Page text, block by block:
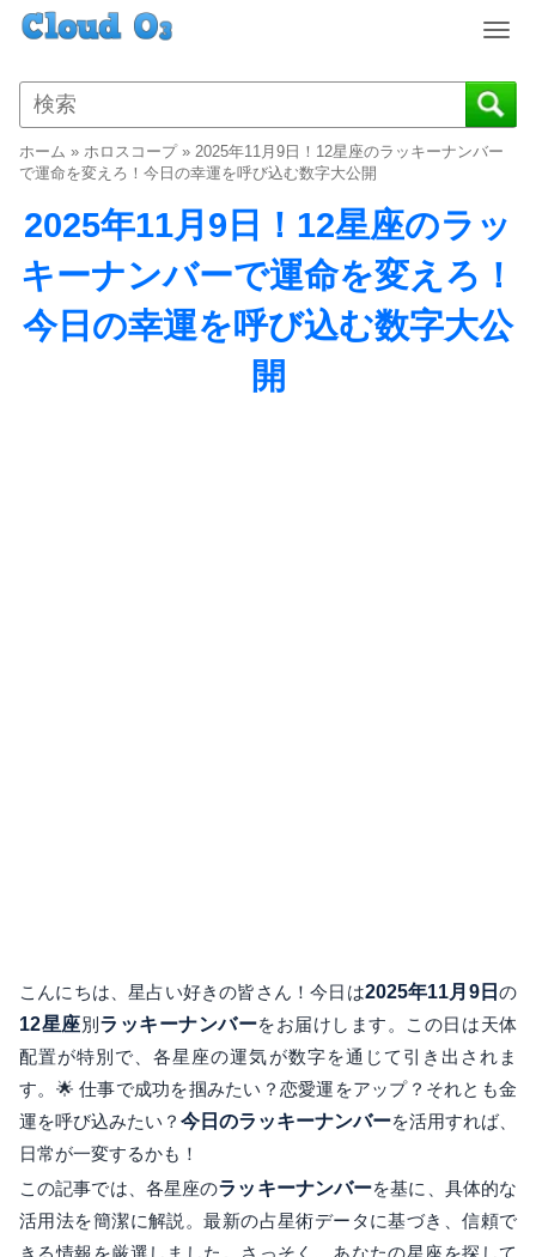
T
g
g
a
v
i
a
ホーム » ホロスコープ» 2025年11月9日！12星座のラッキーナンバー
で運命を変えろ！今日の幸運を呼び込む数字大公開
2025年11月9日！12星座のラッ
キーナンバーで運命を変えろ！
今日の幸運を呼び込む数字大公
開
こんにちは、星占い好きの皆さん！今日は2025年11月9日の
12星座別 ラッキーナンバーをお届けします。この日は天体
配置が特別で、各星座の運気が数字を通じて引き出されま
す。🌟 仕事で成功を掴みたい？恋愛運をアップ？それとも金
運を呼び込みたい？ 今日のラッキーナンバーを活用すれば、
日常が一変するかも！
この記事では、各星座のラッキーナンバーを基に、具体的な
活用法を簡潔に解説。最新の占星術データに基づき、信頼で
きる情報を厳選しました。さっそく、あなたの星座を探して